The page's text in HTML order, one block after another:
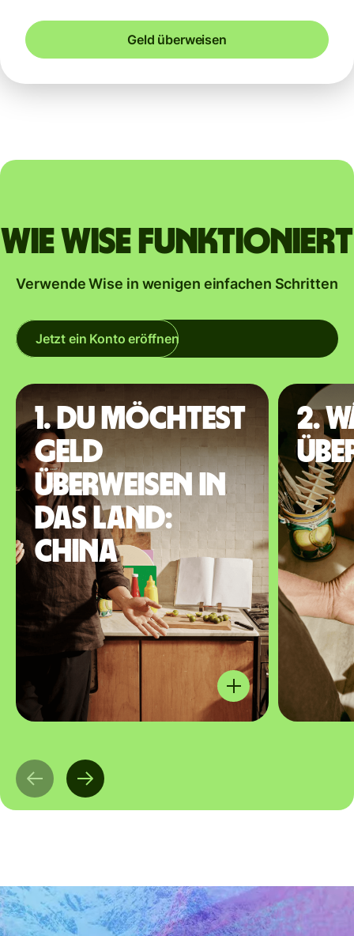
Geld überweisen
Wie Wise funktioniert
Verwende Wise in wenigen einfachen Schritten
Jetzt ein Konto eröffnen
1. Du möchtest
Geld
überweisen in
das Land:
China
2.